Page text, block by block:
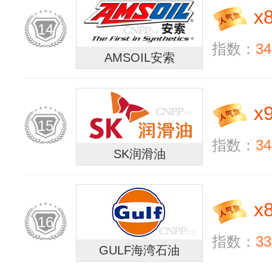
14
AMSOIL安索
x
指数：
15
SK润滑油
x
指数：
16
GULF海湾石油
x
指数：